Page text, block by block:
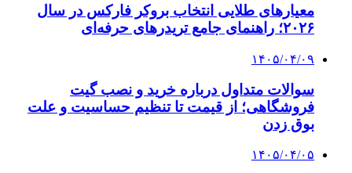
معیارهای طلایی انتخاب بروکر فارکس در سال
۲۰۲۶؛ راهنمای جامع تریدرهای حرفه‌ای
۱۴۰۵/۰۴/۰۹
سوالات متداول درباره خرید و نصب گیت
فروشگاهی؛ از قیمت تا تنظیم حساسیت و علت
بوق زدن
۱۴۰۵/۰۴/۰۵